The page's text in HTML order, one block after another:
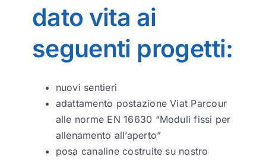
dato vita ai
seguenti progetti:
nuovi sentieri
adattamento postazione Viat Parcour
alle norme EN 16630 “Moduli fissi per
allenamento all’aperto”
posa canaline costruite su nostro